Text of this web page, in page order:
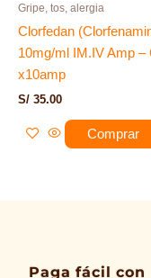
Gripe, tos, alergia
Clorfedan
10mg/ml IM.IV Amp –
x10amp
S/ 35.00
Comprar
Paga fácil con